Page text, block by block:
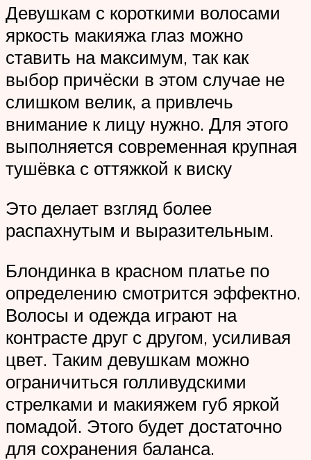
Девушкам с короткими волосами
яркость макияжа глаз можно
ставить на максимум, так как
выбор причёски в этом случае не
слишком велик, а привлечь
внимание к лицу нужно. Для этого
выполняется современная крупная
тушёвка с оттяжкой к виску
Это делает взгляд более
распахнутым и выразительным.
Блондинка в красном платье по
определению смотрится эффектно.
Волосы и одежда играют на
контрасте друг с другом, усиливая
цвет. Таким девушкам можно
ограничиться голливудскими
стрелками и макияжем губ яркой
помадой. Этого будет достаточно
для сохранения баланса.